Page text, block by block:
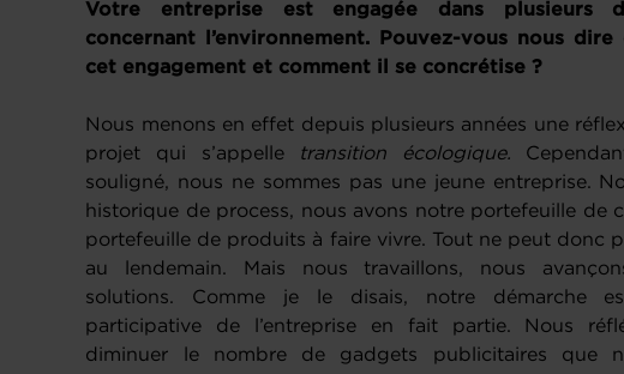
Votre entreprise est engagée dans plusieurs
concernant l’environnement. Pouvez-vous nous
cet engagement et comment il se concrétise ?
Nous menons en effet depuis plusieurs années une
projet qui s’appelle
transition écologique.
souligné, nous ne sommes pas une jeune entreprise.
historique de process, nous avons notre portefeuille de
portefeuille de produits à faire vivre. Tout ne peut donc
au lendemain. Mais nous travaillons, nous
solutions. Comme je le disais, notre démarche
participative de l’entreprise en fait partie. Nous
diminuer le nombre de gadgets publicitaires que